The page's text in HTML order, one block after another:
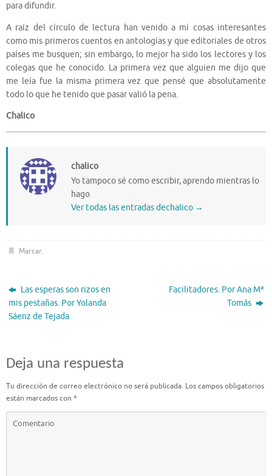
para difundir.
A raíz del círculo de lectura han venido a mí cosas interesantes
como mis primeros cuentos en antologías y que editoriales de otros
países me busquen; sin embargo, lo mejor ha sido los lectores y los
colegas que he conocido. La primera vez que alguien me dijo que
me leía fue la misma primera vez que pensé que absolutamente
todo lo que he tenido que pasar valió la pena.
Chalico
chalico
Yo tampoco sé como escribir, aprendo mientras lo
hago
Ver todas las entradas dechalico →
Marcar.
Las esperas son rizos en
mis pestañas. Por Yolanda
Sáenz de Tejada
Facilitadores. Por Ana Mª
Tomás
Deja una respuesta
Tu dirección de correo electrónico no será publicada. Los campos obligatorios
están marcados con *